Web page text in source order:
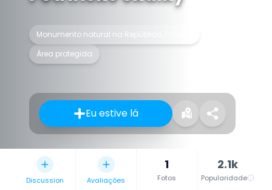
Monumento natural na República Tcheca
Área protegida
Eu estive lá
Discussion Avaliações
1
Fotos
2.1k
Popularidade